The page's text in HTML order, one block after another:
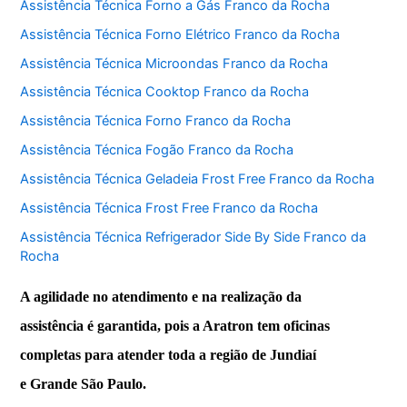
Assistência Técnica Forno a Gás Franco da Rocha
Assistência Técnica Forno Elétrico Franco da Rocha
Assistência Técnica Microondas Franco da Rocha
Assistência Técnica Cooktop Franco da Rocha
Assistência Técnica Forno Franco da Rocha
Assistência Técnica Fogão Franco da Rocha
Assistência Técnica Geladeia Frost Free Franco da Rocha
Assistência Técnica Frost Free Franco da Rocha
Assistência Técnica Refrigerador Side By Side Franco da
Rocha
A agilidade no atendimento e na realização da
assistência é garantida, pois a Aratron tem oficinas
completas para atender toda a região de Jundiaí
e Grande São Paulo.